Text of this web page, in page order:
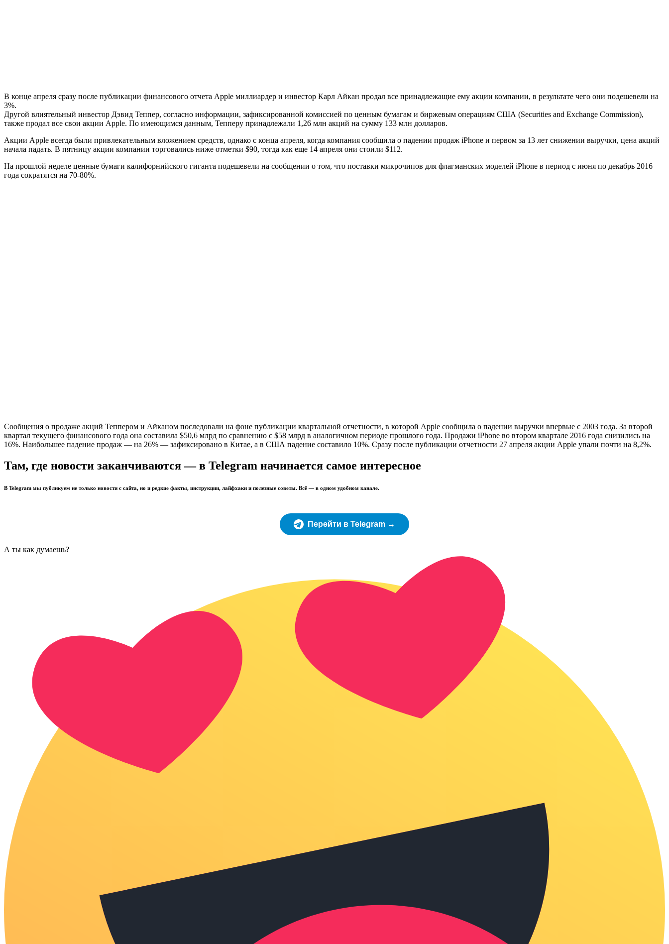
В конце апреля сразу после публикации финансового отчета Apple миллиардер и инвестор Карл Айкан продал все принадлежащие ему акции компании, в результате чего они подешевели на
3%.
Другой влиятельный инвестор Дэвид Теппер, согласно информации, зафиксированной комиссией по ценным бумагам и биржевым операциям США (Securities and Exchange Commission),
также продал все свои акции Apple. По имеющимся данным, Тепперу принадлежали 1,26 млн акций на сумму 133 млн долларов.
Акции Apple всегда были привлекательным вложением средств, однако с конца апреля, когда компания сообщила о падении продаж iPhone и первом за 13 лет снижении выручки, цена акций
начала падать. В пятницу акции компании торговались ниже отметки $90, тогда как еще 14 апреля они стоили $112.
На прошлой неделе ценные бумаги калифорнийского гиганта подешевели на сообщении о том, что поставки микрочипов для флагманских моделей iPhone в период с июня по декабрь 2016
года сократятся на 70-80%.
Сообщения о продаже акций Теппером и Айканом последовали на фоне публикации квартальной отчетности, в которой Apple сообщила о падении выручки впервые с 2003 года. За второй
квартал текущего финансового года она составила $50,6 млрд по сравнению с $58 млрд в аналогичном периоде прошлого года. Продажи iPhone во втором квартале 2016 года снизились на
16%. Наибольшее падение продаж — на 26% — зафиксировано в Китае, а в США падение составило 10%. Сразу после публикации отчетности 27 апреля акции Apple упали почти на 8,2%.
Там, где новости заканчиваются — в Telegram начинается самое интересное
В Telegram мы публикуем не только новости с сайта, но и редкие факты, инструкции, лайфхаки и полезные советы. Всё — в одном удобном канале.
Перейти в Telegram →
А ты как думаешь?